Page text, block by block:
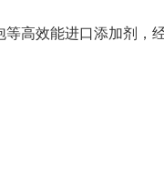
高效能进口添加剂，